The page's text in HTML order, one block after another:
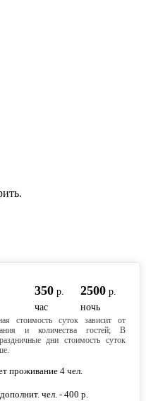
350 р.
час
2500р.
ночь
стоимость суток зависит от
и количества гостей; В
дни стоимость суток
проживание 4 чел.
чел. - 400 р.